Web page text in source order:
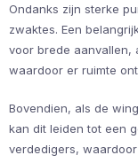
Ondanks zijn sterke
zwaktes. Een
voor brede aanvallen,
waardoor er ruimte
Bovendien, als de
kan dit leiden tot een
verdedigers,